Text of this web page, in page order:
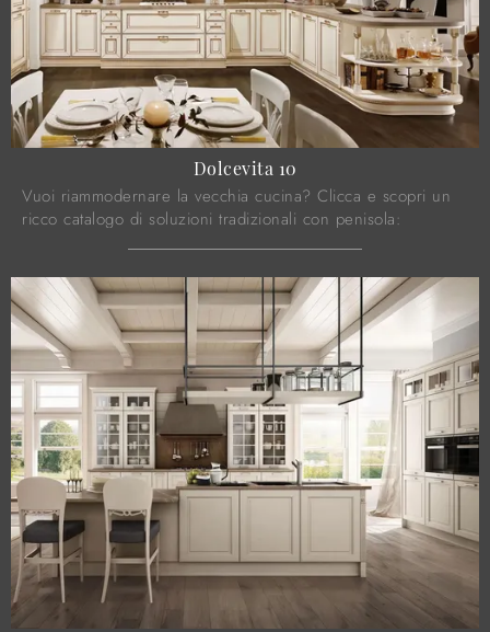
Dolcevita 10
Vuoi riammodernare la vecchia cucina? Clicca e scopri un
ricco catalogo di soluzioni tradizionali con penisola: